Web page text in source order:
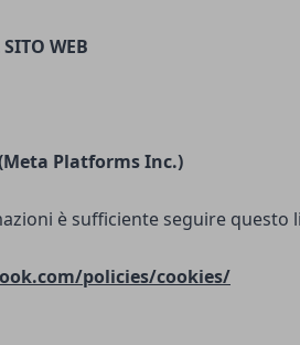
WEB
Platforms Inc.)
è sufficiente seguire questo
policies/cookies/